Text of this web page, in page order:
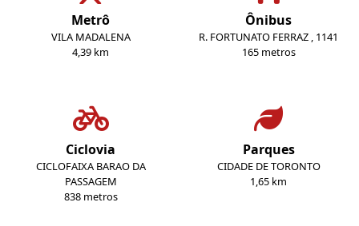
Metrô
VILA MADALENA
4,39 km
Ônibus
R. FORTUNATO FERRAZ , 1141
165 metros
Ciclovia
CICLOFAIXA BARAO DA
PASSAGEM
838 metros
Parques
CIDADE DE TORONTO
1,65 km